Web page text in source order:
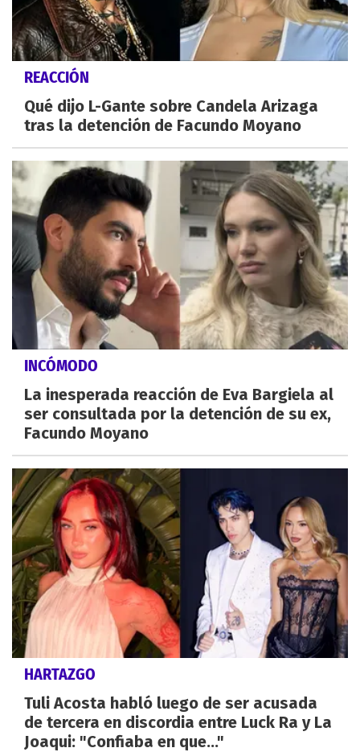
REACCIÓN
Qué dijo L-Gante sobre Candela Arizaga
tras la detención de Facundo Moyano
INCÓMODO
La inesperada reacción de Eva Bargiela al
ser consultada por la detención de su ex,
Facundo Moyano
HARTAZGO
Tuli Acosta habló luego de ser acusada
de tercera en discordia entre Luck Ra y La
Joaqui: "Confiaba en que..."